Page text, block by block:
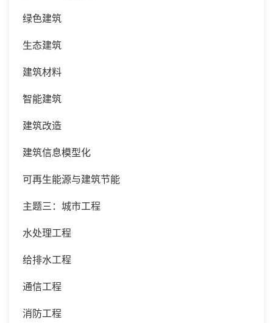
绿色建筑
生态建筑
建筑材料
智能建筑
建筑改造
建筑信息模型化
可再生能源与建筑节能
主题三： 城市工程
水处理工程
给排水工程
通信工程
消防工程